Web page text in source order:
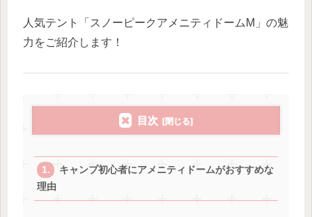
人気テント「スノーピークアメニティドームM」の魅
力をご紹介します！
目次
キャンプ初心者にアメニティドームがおすすめな
理由